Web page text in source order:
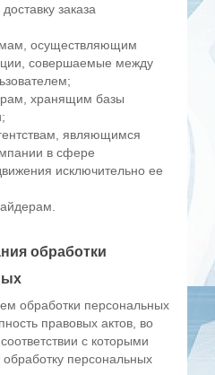
заказа
осуществляющим
совершаемые между
хранящим базы
являющимся
в сфере
исключительно ее
обработки
обработки персональных
правовых актов, во
с которыми
персональных